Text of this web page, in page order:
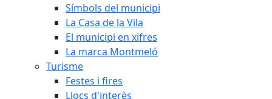
Símbols del municipi
La Casa de la Vila
El municipi en xifres
La marca Montmeló
Turisme
Festes i fires
Llocs d'interès